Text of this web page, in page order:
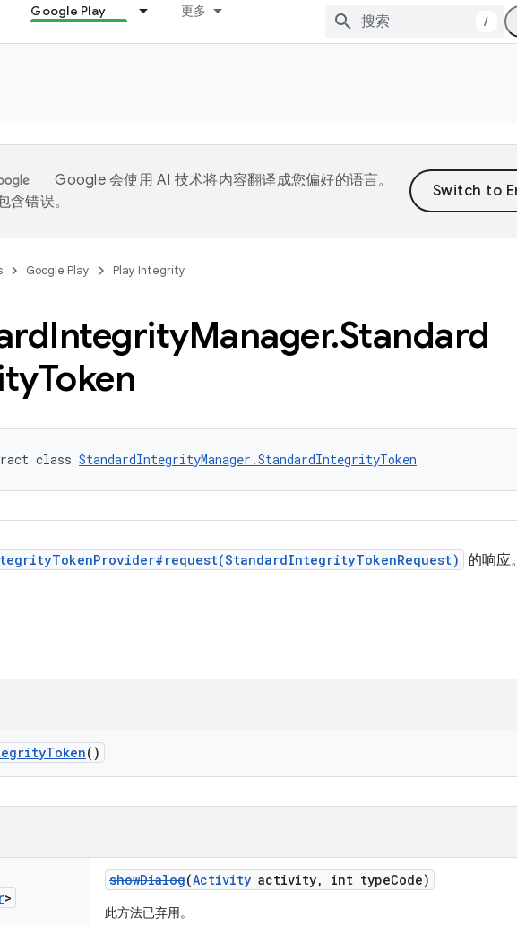
Google Play 更多
/
Google 会使用 AI 技术将内容翻译成您偏好的语言。
含错误。
Google Play Play Integrity
IntegrityManager.Standard
Token
class StandardIntegrityManager.StandardIntegrityToken
的响应。
()
>
showDialog(Activity activity, int typeCode)
此方法已弃用。